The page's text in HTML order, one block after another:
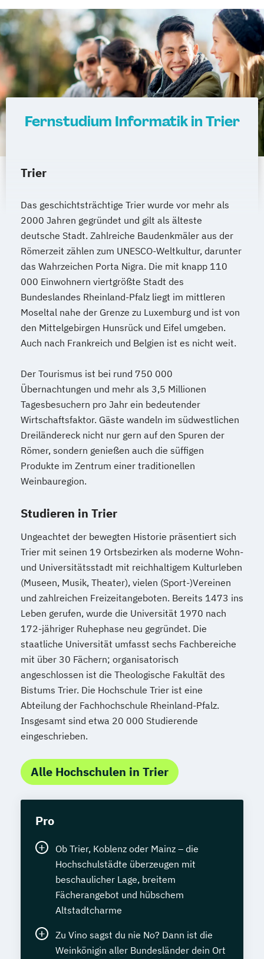
Fernstudium Informatik in Trier
Trier
Das geschichtsträchtige Trier wurde vor mehr als
2000 Jahren gegründet und gilt als älteste
deutsche Stadt. Zahlreiche Baudenkmäler aus der
Römerzeit zählen zum UNESCO-Weltkultur, darunter
das Wahrzeichen Porta Nigra. Die mit knapp 110
000 Einwohnern viertgrößte Stadt des
Bundeslandes Rheinland-Pfalz liegt im mittleren
Moseltal nahe der Grenze zu Luxemburg und ist von
den Mittelgebirgen Hunsrück und Eifel umgeben.
Auch nach Frankreich und Belgien ist es nicht weit.
Der Tourismus ist bei rund 750 000
Übernachtungen und mehr als 3,5 Millionen
Tagesbesuchern pro Jahr ein bedeutender
Wirtschaftsfaktor. Gäste wandeln im südwestlichen
Dreiländereck nicht nur gern auf den Spuren der
Römer, sondern genießen auch die süffigen
Produkte im Zentrum einer traditionellen
Weinbauregion.
Studieren in Trier
Ungeachtet der bewegten Historie präsentiert sich
Trier mit seinen 19 Ortsbezirken als moderne Wohn-
und Universitätsstadt mit reichhaltigem Kulturleben
(Museen, Musik, Theater), vielen (Sport-)Vereinen
und zahlreichen Freizeitangeboten. Bereits 1473 ins
Leben gerufen, wurde die Universität 1970 nach
172-jähriger Ruhephase neu gegründet. Die
staatliche Universität umfasst sechs Fachbereiche
mit über 30 Fächern; organisatorisch
angeschlossen ist die Theologische Fakultät des
Bistums Trier. Die Hochschule Trier ist eine
Abteilung der Fachhochschule Rheinland-Pfalz.
Insgesamt sind etwa 20 000 Studierende
eingeschrieben.
Alle Hochschulen in Trier
Pro
Ob Trier, Koblenz oder Mainz – die
Hochschulstädte überzeugen mit
beschaulicher Lage, breitem
Fächerangebot und hübschem
Altstadtcharme
Zu Vino sagst du nie No? Dann ist die
Weinkönigin aller Bundesländer dein Ort